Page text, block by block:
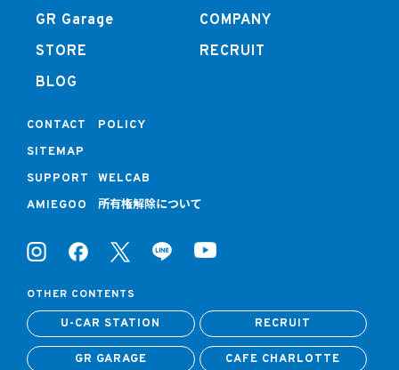
GR Garage
STORE
BLOG
COMPANY
RECRUIT
CONTACT
POLICY
SITEMAP
SUPPORT
WELCAB
AMIEGOO
所有権解除について
OTHER CONTENTS
U-CAR STATION RECRUIT
GR GARAGE CAFE CHARLOTTE